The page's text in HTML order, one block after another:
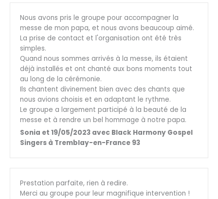
Nous avons pris le groupe pour accompagner la
messe de mon papa, et nous avons beaucoup aimé.
La prise de contact et l'organisation ont été très
simples.
Quand nous sommes arrivés à la messe, ils étaient
déjà installés et ont chanté aux bons moments tout
au long de la cérémonie.
Ils chantent divinement bien avec des chants que
nous avions choisis et en adaptant le rythme.
Le groupe a largement participé à la beauté de la
messe et à rendre un bel hommage à notre papa.
Sonia et 19/05/2023 avec Black Harmony Gospel
Singers à Tremblay-en-France 93
Prestation parfaite, rien à redire.
Merci au groupe pour leur magnifique intervention !